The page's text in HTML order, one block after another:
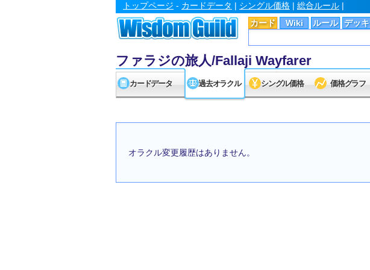
カード Wiki ルール デッキ
トップページ - カードデータ | シングル価格 | 総合ルール |
ファラジの旅人/Fallaji Wayfarer
カードデータ 過去オラクル シングル価格 価格グラフ
オラクル変更履歴はありません。